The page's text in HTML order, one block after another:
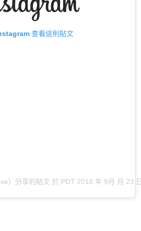
查看這則貼文
）分享的貼文 於 PDT 2018 年 9月 月 23